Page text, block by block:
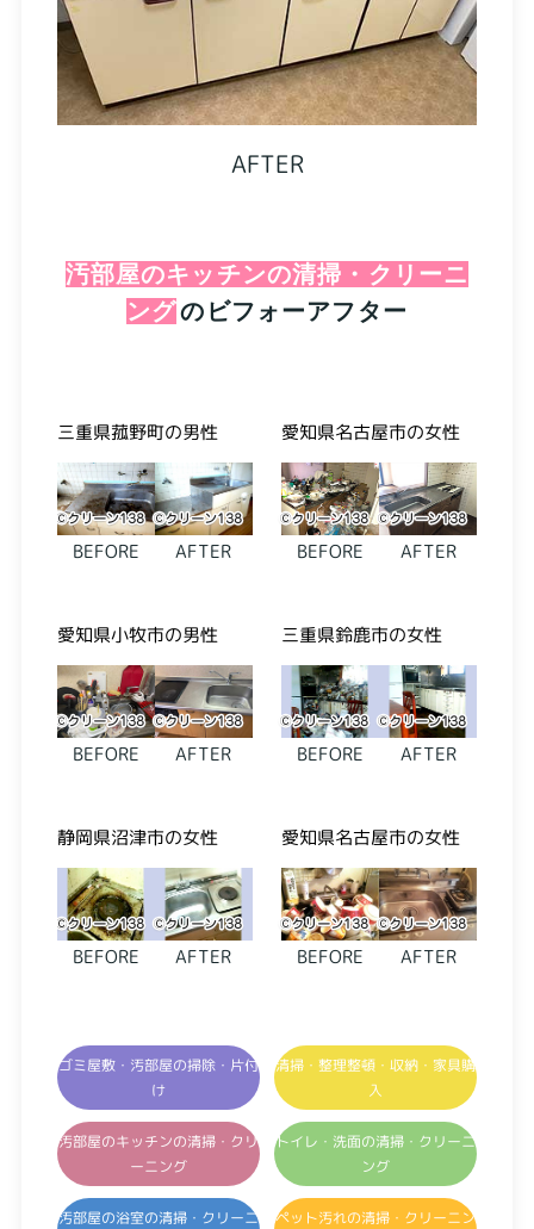
AFTER
汚部屋のキッチンの清掃・クリーニ
ングのビフォーアフター
三重県菰野町の男性
BEFORE AFTER
愛知県名古屋市の女性
BEFORE AFTER
愛知県小牧市の男性
BEFORE AFTER
三重県鈴鹿市の女性
BEFORE AFTER
静岡県沼津市の女性
BEFORE AFTER
愛知県名古屋市の女性
BEFORE AFTER
ゴミ屋敷・汚部屋の掃除・片付
け
清掃・整理整頓・収納・家具購
入
汚部屋のキッチンの清掃・クリ
ーニング
トイレ・洗面の清掃・クリーニ
ング
汚部屋の浴室の清掃・クリーニ
ペット汚れの清掃・クリーニン